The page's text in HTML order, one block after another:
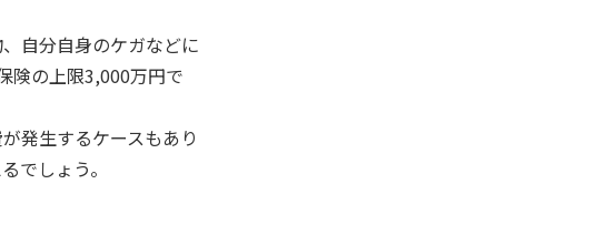
自分自身のケガなどに
険の上限3,000万円で
発生するケースもあり
でしょう。